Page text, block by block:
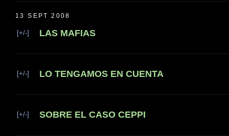
13 SEPT 2008
[+/-] LAS MAFIAS
[+/-] LO TENGAMOS EN CUENTA
[+/-] SOBRE EL CASO CEPPI